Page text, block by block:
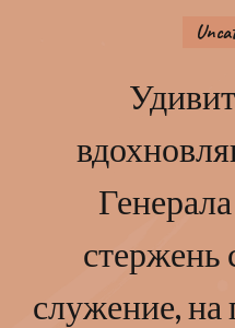
стержень
служение,